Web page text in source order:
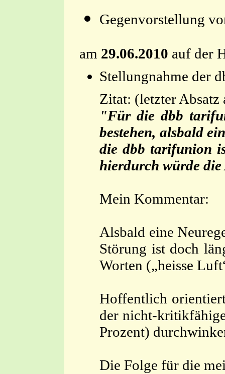
Gegenvorstellung
am 29.06.2010 auf der
Stellungnahme
Zitat: (letzter
"Für die dbb
bestehen, alsbald
die dbb tarifunion
hierdurch würde
Mein Kommentar:
Alsbald eine
Störung ist doch
Worten („heisse
Hoffentlich
der nicht-
Prozent)
Die Folge für die